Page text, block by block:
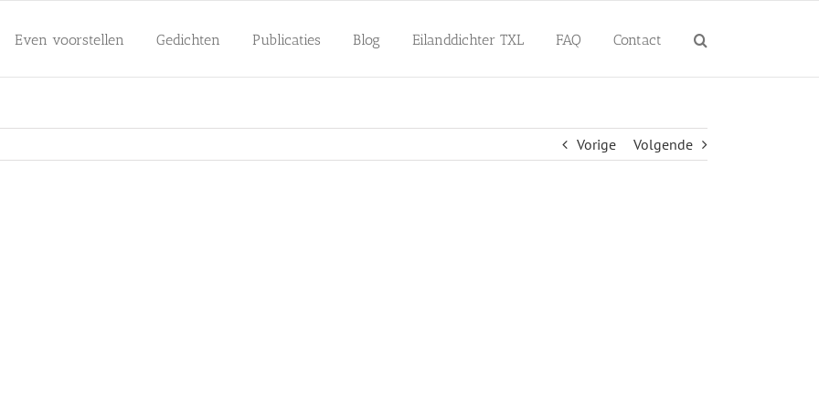
Even voorstellen Gedichten Publicaties Blog Eilanddichter TXL FAQ Contact
Vorige Volgende